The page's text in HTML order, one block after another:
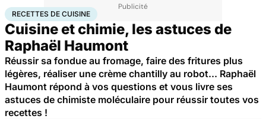
AccueilBien-êtreRecettes de cuisine
RECETTES DE CUISINE
Cuisine et chimie, les astuces de
Raphaël Haumont
Réussir sa fondue au fromage, faire des fritures plus
légères, réaliser une crème chantilly au robot... Raphaël
Haumont répond à vos questions et vous livre ses
astuces de chimiste moléculaire pour réussir toutes vos
recettes !